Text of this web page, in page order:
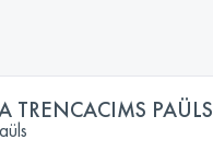
TRENCACIMS PAÜLS